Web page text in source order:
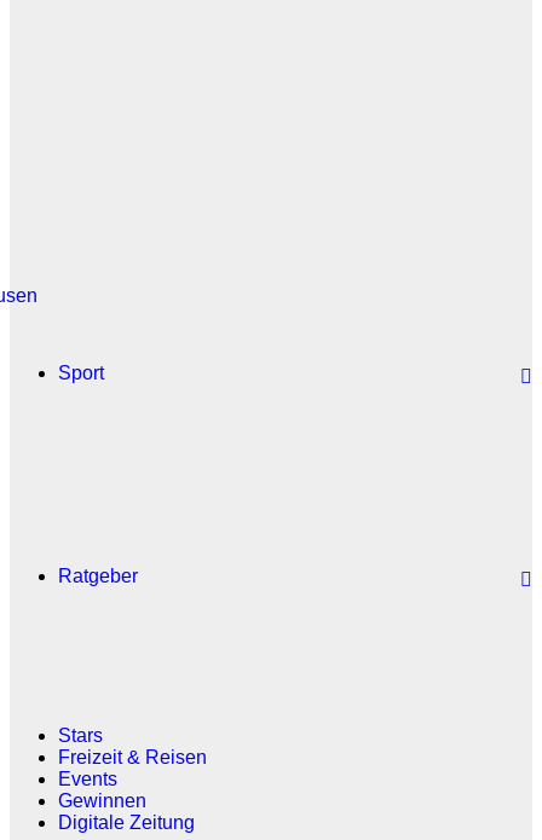
Sport
Ratgeber
Stars
Freizeit & Reisen
Events
Gewinnen
Digitale Zeitung